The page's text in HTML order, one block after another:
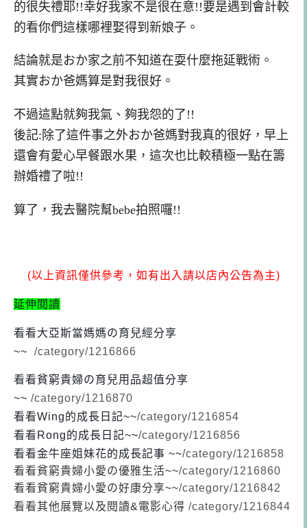
的很失禮耶!!幸好我家不是很在意!!要是遇到會計較
的看你們這樣哪裡娶得到新娘子。
結論就是おか家之前不知道在耍什麼拖延戰術。
其實おか爸媽算是對我很好。
不過這點就夠我氣、夠我怨的了!!
後記:除了這件事之外おか爸媽對我真的很好，早上
還會有愛心早餐跟水果，這次也比較積極一點在籌
辦婚禮了啦!!
算了，我去醫院幫bebe拍照囉!!
(以上資訊僅供參考，如有出入請以店內公告為主)
延伸閱讀
看看大亞斯當媽媽の育兒經分享
~~
/category/1216866
看看貧窮貴婦の育兒用品超值分享
~~ /category/1216870
看看Wing的成長日記~~/category/1216854
看看Rong的成長日記~~/category/1216856
看看金牛座姐妹花的成長記事 ~~/category/1216858
看看貧窮貴婦小愛の優雅生活~~/category/1216860
看看貧窮貴婦小愛の好康分享~~/category/1216842
看看其他展覽以及閱讀&電影心得 /category/1216844